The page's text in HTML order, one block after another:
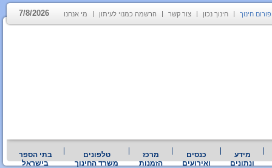
פורום חינוך חינוך נכון צור קשר הרשמה כמנוי לעיתון מי אנחנו 7/8/2026
מידע
ונתונים
כנסים
ואירועים
מרכז
הזמנות
טלפונים
משרד החינוך
בתי הספר
בישראל